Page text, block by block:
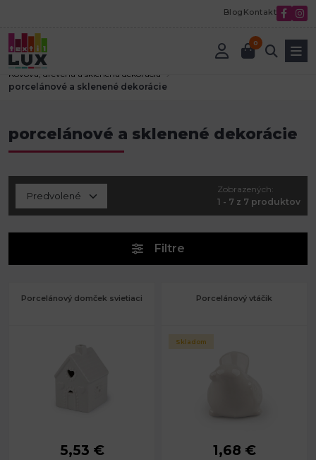
Blog Kontakt
0
Úvod
Kovová, drevená a sklenená dekorácia
porcelánové a sklenené dekorácie
porcelánové a sklenené dekorácie
Zobrazených:
1 - 7 z 7 produktov
Filtre
Porcelánový domček svietiaci
Rozmery:
5 x 5 cm
5,53 €
Porcelánový vtáčik
Rozmery: 4 x 6,5 cm
Skladom
1,68 €